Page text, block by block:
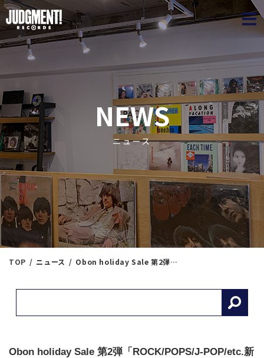
NEWS
ニュース
TOP ニュース Obon holiday Sale 第2弾「ROCK/POPS/J-POP/etc.新着盤放出」※通販リスト付
Obon holiday Sale 第2弾「ROCK/POPS/J-POP/etc.新